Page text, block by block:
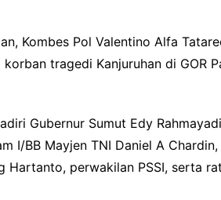
Kombes Pol Valentino Alfa
tragedi Kanjuruhan di GOR
Gubernur Sumut Edy
I/BB Mayjen TNI Daniel A
Hartanto, perwakilan PSSI, serta